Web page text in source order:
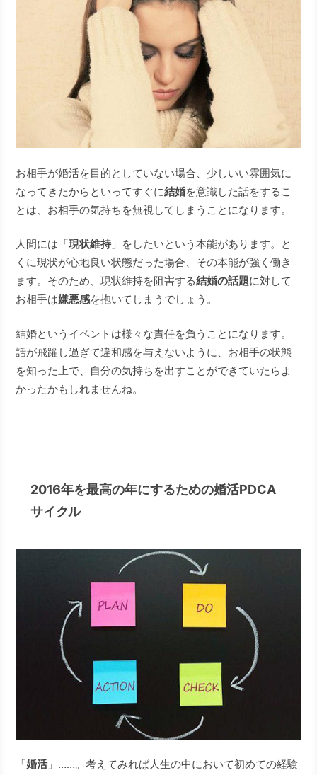
お相手が婚活を目的としていない場合、少しいい雰囲気に
なってきたからといってすぐに結婚を意識した話をするこ
とは、お相手の気持ちを無視してしまうことになります。
人間には「現状維持」をしたいという本能があります。と
くに現状が心地良い状態だった場合、その本能が強く働き
ます。そのため、現状維持を阻害する結婚の話題に対して
お相手は嫌悪感を抱いてしまうでしょう。
結婚というイベントは様々な責任を負うことになります。
話が飛躍し過ぎて違和感を与えないように、お相手の状態
を知った上で、自分の気持ちを出すことができていたらよ
かったかもしれませんね。
2016年を最高の年にするための婚活PDCA
サイクル
「婚活」……。考えてみれば人生の中において初めての経験